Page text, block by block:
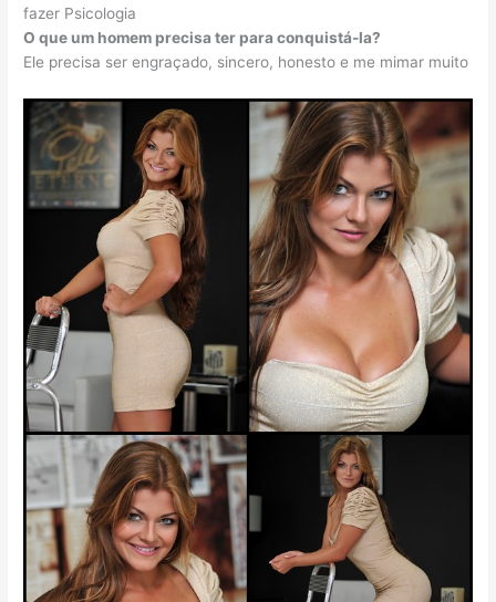
fazer Psicologia
O que um homem precisa ter para conquistá-la?
Ele precisa ser engraçado, sincero, honesto e me mimar muito